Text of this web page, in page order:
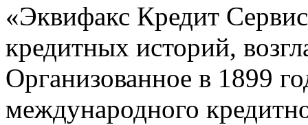
«Эквифакс Кредит
кредитных историй,
Организованное в 1899
международного